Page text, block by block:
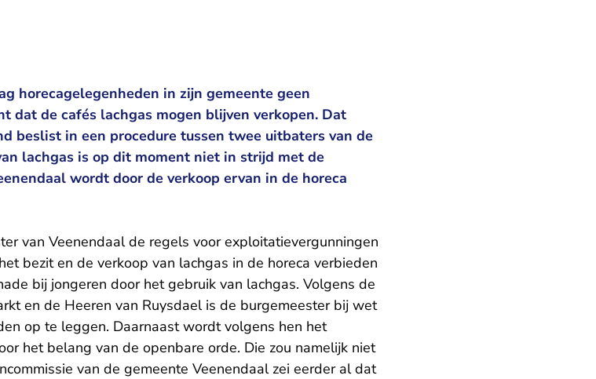
horecagelegenheden in zijn gemeente geen
dat de cafés lachgas mogen blijven verkopen. Dat
beslist in een procedure tussen twee uitbaters van de
lachgas is op dit moment niet in strijd met de
wordt door de verkoop ervan in de horeca
van Veenendaal de regels voor exploitatievergunningen
bezit en de verkoop van lachgas in de horeca verbieden
bij jongeren door het gebruik van lachgas. Volgens de
en de Heeren van Ruysdael is de burgemeester bij wet
op te leggen. Daarnaast wordt volgens hen het
het belang van de openbare orde. Die zou namelijk niet
van de gemeente Veenendaal zei eerder al dat